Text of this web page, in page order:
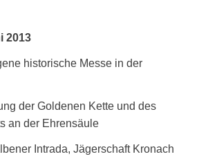
2013
historische Messe in der
der Goldenen Kette und des
an der Ehrensäule
Intrada, Jägerschaft Kronach